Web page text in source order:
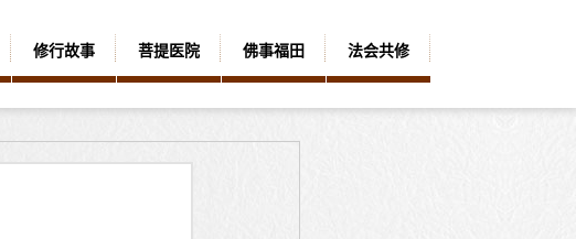
修行故事 菩提医院 佛事福田 法会共修